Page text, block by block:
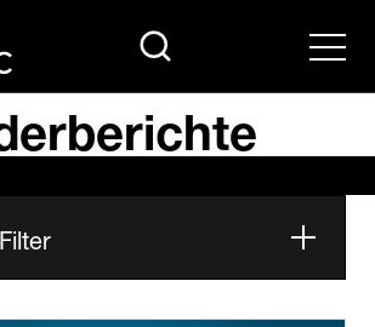
search Menu